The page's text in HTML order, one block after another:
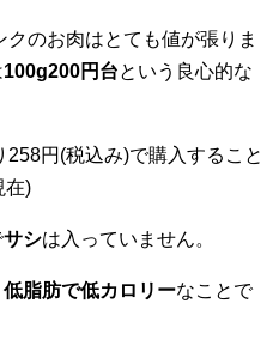
のお肉はとても値が張りま
100g200円台という良心的な
円(税込み)で購入すること
在)
サシは入っていません。
低脂肪で低カロリーなことで